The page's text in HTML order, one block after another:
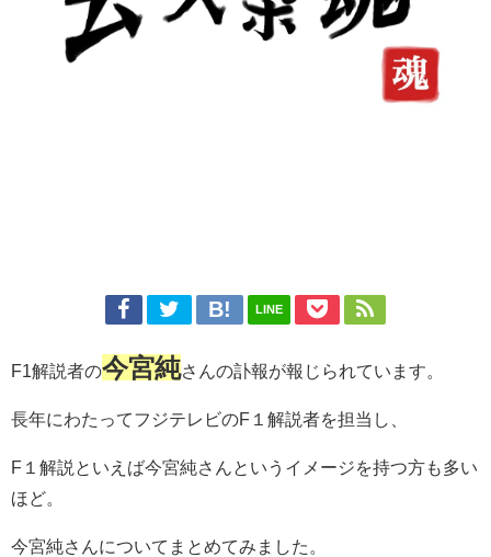
LINE
F1解説者の今宮純さんの訃報が報じられています。
長年にわたってフジテレビのF１解説者を担当し、
F１解説といえば今宮純さんというイメージを持つ方も多い
ほど。
今宮純さんについてまとめてみました。